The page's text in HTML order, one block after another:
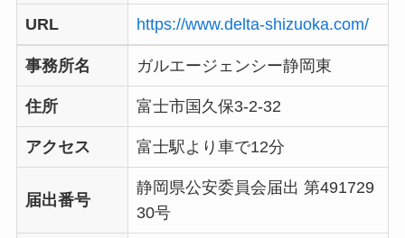
URL https://www.delta-shizuoka.com/
事務所名 ガルエージェンシー静岡東
住所 富士市国久保3-2-32
アクセス 富士駅より車で12分
届出番号
静岡県公安委員会届出 第491729
30号